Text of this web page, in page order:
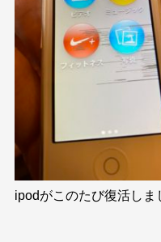
ipodがこのたび復活しま